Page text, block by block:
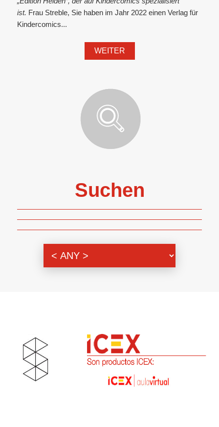
ist. Frau Streble, Sie haben im Jahr 2022 einen Verlag für
Kindercomics...
WEITER
Suchen